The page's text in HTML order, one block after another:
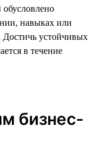
обусловлено
навыках или
Достичь устойчивых
в течение
бизнес-